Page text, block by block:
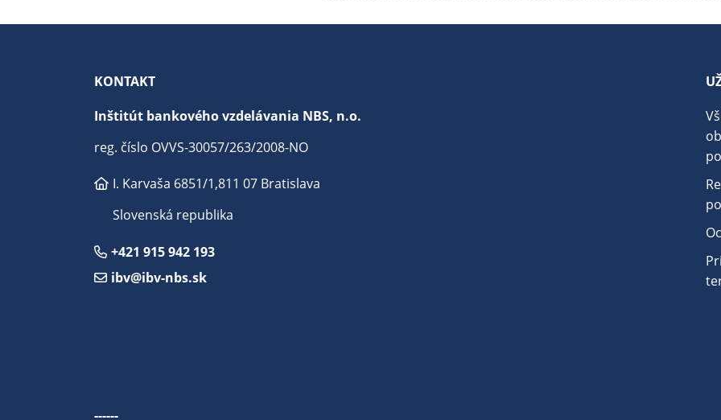
KONTAKT
Inštitút bankového vzdelávania NBS, n.o.
reg. číslo OVVS-30057/263/2008-NO
I. Karvaša 6851/1,811 07 Bratislava
Slovenská republika
+421 915 942 193
ibv@ibv-nbs.sk
------